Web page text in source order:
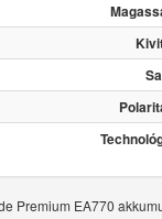
Premium EA770